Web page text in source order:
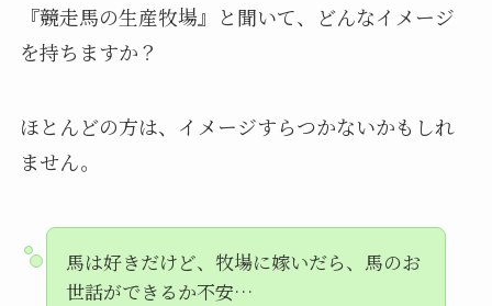
『競走馬の生産牧場』と聞いて、どんなイメージ
を持ちますか？
ほとんどの方は、イメージすらつかないかもしれ
ません。
馬は好きだけど、牧場に嫁いだら、馬のお
世話ができるか不安…